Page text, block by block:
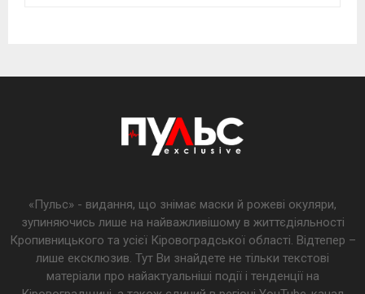
«Пульс» - видання, що знімає маски й рожеві окуляри,
зупиняючись лише на найважливішому в життєдіяльності
Кропивницького та усієї Кіровоградської області. Відтепер –
лише ексклюзив. Тут Ви знайдете не тільки текстові
матеріали про найактуальніші події і тенденції на